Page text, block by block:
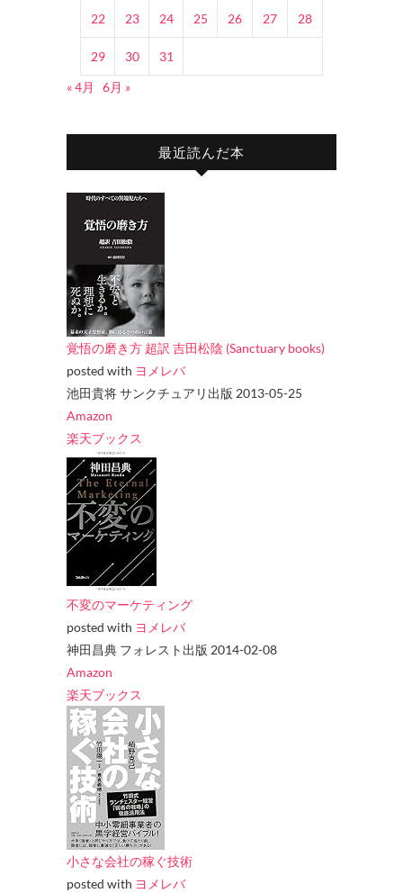
22 23 24 25 26 27 28
29 30
31
« 4月
6月 »
最近読んだ本
覚悟の磨き方 超訳 吉田松陰 (Sanctuary books)
posted with ヨメレバ
池田貴将 サンクチュアリ出版 2013-05-25
Amazon
楽天ブックス
不変のマーケティング
posted with ヨメレバ
神田昌典 フォレスト出版 2014-02-08
Amazon
楽天ブックス
小さな会社の稼ぐ技術
posted with ヨメレバ